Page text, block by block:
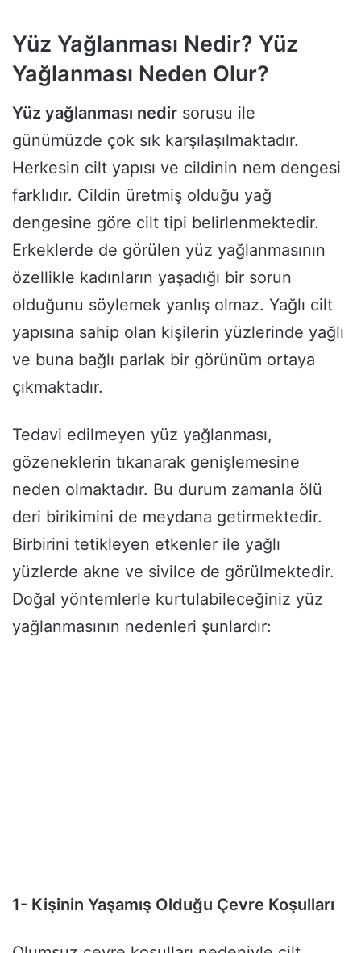
Yüz Yağlanması Nedir? Yüz
Yağlanması Neden Olur?
Yüz yağlanması nedir sorusu ile
günümüzde çok sık karşılaşılmaktadır.
Herkesin cilt yapısı ve cildinin nem dengesi
farklıdır. Cildin üretmiş olduğu yağ
dengesine göre cilt tipi belirlenmektedir.
Erkeklerde de görülen yüz yağlanmasının
özellikle kadınların yaşadığı bir sorun
olduğunu söylemek yanlış olmaz. Yağlı cilt
yapısına sahip olan kişilerin yüzlerinde yağlı
ve buna bağlı parlak bir görünüm ortaya
çıkmaktadır.
Tedavi edilmeyen yüz yağlanması,
gözeneklerin tıkanarak genişlemesine
neden olmaktadır. Bu durum zamanla ölü
deri birikimini de meydana getirmektedir.
Birbirini tetikleyen etkenler ile yağlı
yüzlerde akne ve sivilce de görülmektedir.
Doğal yöntemlerle kurtulabileceğiniz yüz
yağlanmasının nedenleri şunlardır:
1- Kişinin Yaşamış Olduğu Çevre Koşulları